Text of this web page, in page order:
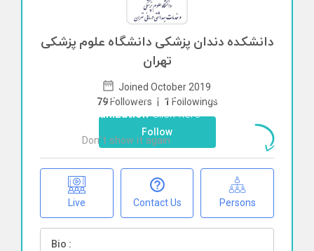
دانشكده دندان پزشكى دانشگاه علوم پزشكى
تهران
Joined October 2019
79 Followers | 1 Followings
Follow
Live Contact Us Persons
Bio :
To start direct chat withthis
organizationClick here
Don`t show it again